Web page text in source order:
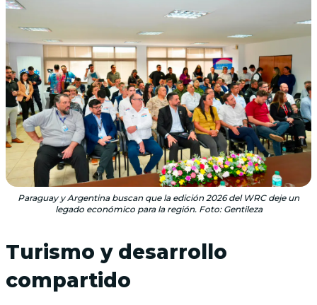
Paraguay y Argentina buscan que la edición 2026 del WRC deje un
legado económico para la región. Foto: Gentileza
Turismo y desarrollo
compartido